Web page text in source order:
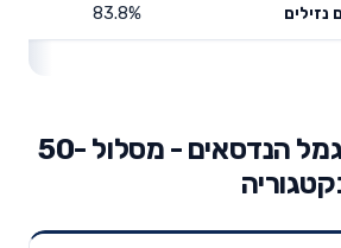
נזילים 83.8%
השוואת קופת גמל הנדסאים - מסלול 50-